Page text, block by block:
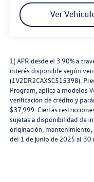
Ver
1) APR desde el 3.90% a
interés disponible según
(1V2DR2CAXSC515398).
Program, aplica a modelos
verificación de crédito y
$37,999. Ciertas
sujetas a disponibilidad de
originación, mantenimiento,
del 1 de junio de 2025 al 30